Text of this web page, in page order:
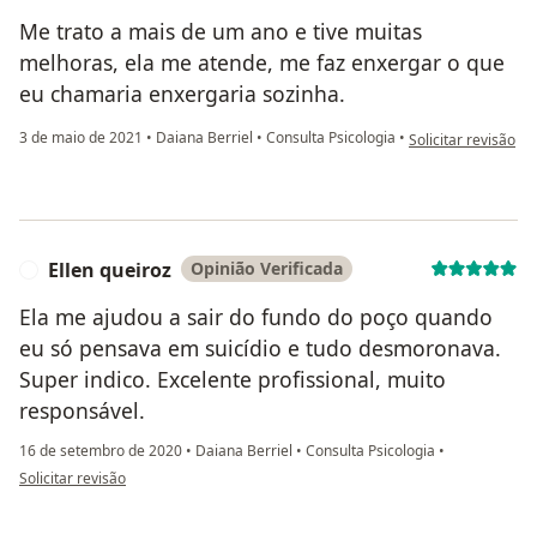
Me trato a mais de um ano e tive muitas
melhoras, ela me atende, me faz enxergar o que
eu chamaria enxergaria sozinha.
3 de maio de 2021 • Daiana Berriel • Consulta Psicologia • na opinião do
Solicitar revisão
Ellen queiroz Opinião Verificada
Ela me ajudou a sair do fundo do poço quando
eu só pensava em suicídio e tudo desmoronava.
Super indico. Excelente profissional, muito
responsável.
16 de setembro de 2020 • Daiana Berriel • Consulta Psicologia •
na opinião do utilizador Ellen queiroz
Solicitar revisão